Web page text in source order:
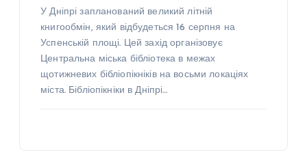
У Дніпрі запланований великий літній
книгообмін, який відбудеться 16 серпня на
Успенській площі. Цей захід організовує
Центральна міська бібліотека в межах
щотижневих бібліопікніків на восьми локаціях
міста. Бібліопікніки в Дніпрі…